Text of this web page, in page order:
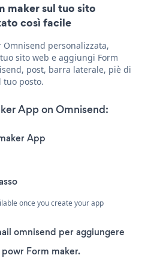
maker sul tuo sito
così facile
Omnisend personalizzata,
sito web e aggiungi Form
post, barra laterale, piè di
tuo posto.
App on Omnisend:
App
once you create your app
omnisend per aggiungere
Form maker.